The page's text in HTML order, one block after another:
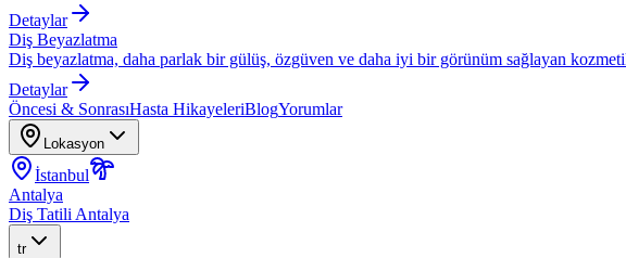
Detaylar
Diş Beyazlatma
Diş beyazlatma, daha parlak bir gülüş, özgüven ve daha iyi bir görünüm sağlayan
Detaylar
Öncesi & SonrasıHasta HikayeleriBlogYorumlar
Lokasyon
İstanbul
Antalya
Diş Tatili Antalya
tr